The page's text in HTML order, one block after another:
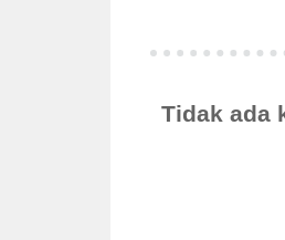
Tidak ada